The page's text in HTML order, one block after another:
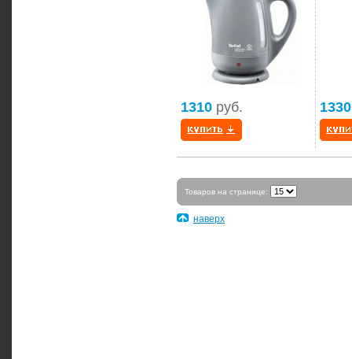
1310 руб. 1330
Товаров на странице:
наверх